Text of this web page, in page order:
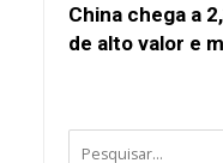
China chega a
de alto valor e